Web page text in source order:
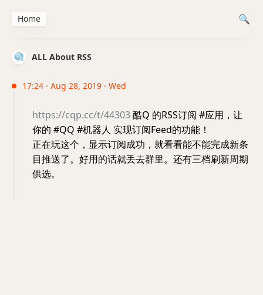
ALL About RSS
17:24 · Aug 28, 2019 · Wed
https://cqp.cc/t/44303酷Q 的RSS订阅 #应用，让
你的 #QQ #机器人 实现订阅Feed的功能！
正在玩这个，显示订阅成功，就看看能不能完成新条
目推送了。好用的话就丢去群里。还有三档刷新周期
供选。
Home